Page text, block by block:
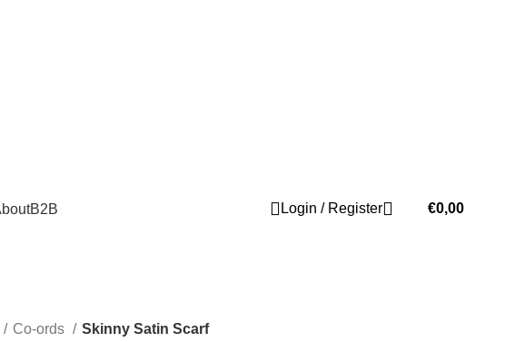
B2B Login / Register €0,00
Co-ords
Skinny Satin Scarf